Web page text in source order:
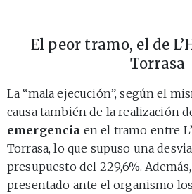
El peor tramo, el de
Torrasa
La “mala ejecución”, según el
causa también de la realización
emergencia en el tramo entre
Torrasa, lo que supuso una
presupuesto del 229,6%.
presentado ante el organismo